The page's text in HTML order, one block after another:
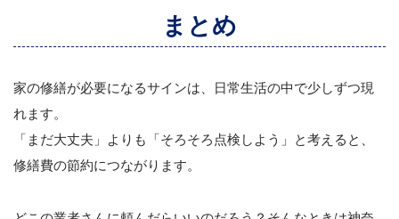
まとめ
家の修繕が必要になるサインは、日常生活の中で少しずつ現
れます。
「まだ大丈夫」よりも「そろそろ点検しよう」と考えると、
修繕費の節約につながります。